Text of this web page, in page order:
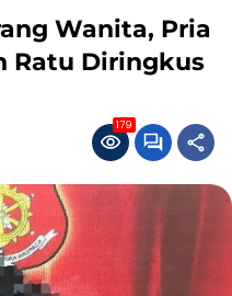
Wanita, Pria
Ratu Diringkus
179